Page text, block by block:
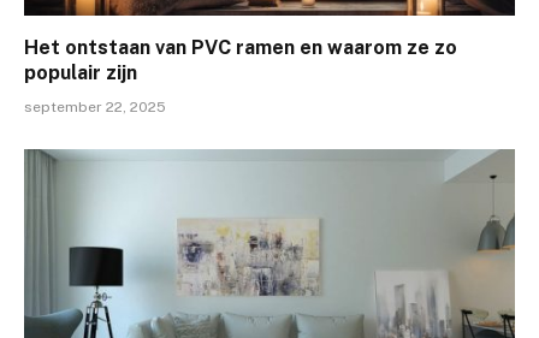
Het ontstaan van PVC ramen en waarom ze zo
populair zijn
september 22, 2025